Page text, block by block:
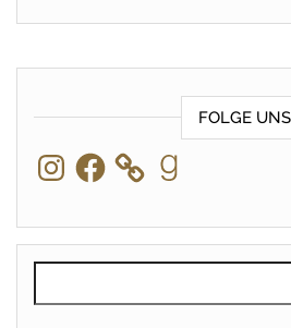
FOLGE UNS
InstagramFacebook Goodreads